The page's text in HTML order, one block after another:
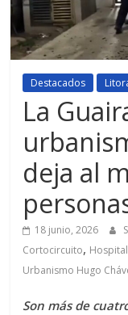
Destacados
La
deja al
18 junio, 2026
Cortocircuito,
Urbanismo Hugo
Son más de